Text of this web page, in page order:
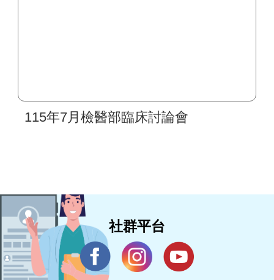
115年7月檢醫部臨床討論會
社群平台